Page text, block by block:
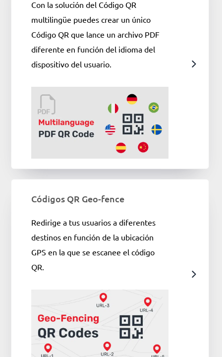
Con la solución del Código QR
multilingüe puedes crear un único
Código QR que lance un archivo PDF
diferente en función del idioma del
dispositivo del usuario.
Códigos QR Geo-fence
Redirige a tus usuarios a diferentes
destinos en función de la ubicación
GPS en la que se escanee el código
QR.